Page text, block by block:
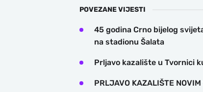
POVEZANE VIJESTI
45 godina Crno bijelog
na stadionu Šalata
Prljavo kazalište u Tvornici
PRLJAVO KAZALIŠTE